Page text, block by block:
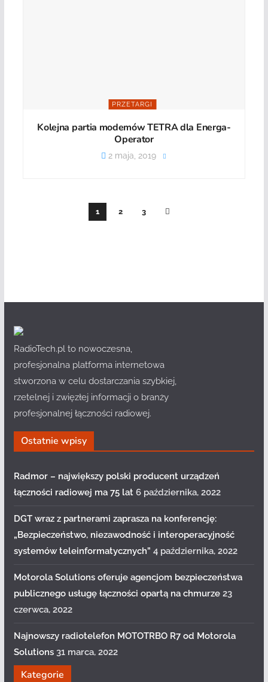
PRZETARGI
Kolejna partia modemów TETRA dla Energa-
Operator
2 maja, 2019
1 2 3
RadioTech.pl to nowoczesna,
profesjonalna platforma internetowa
stworzona w celu dostarczania szybkiej,
rzetelnej i zwięzłej informacji o branży
profesjonalnej łączności radiowej.
Ostatnie wpisy
Radmor – największy polski producent urządzeń
łączności radiowej ma 75 lat 6 października, 2022
DGT wraz z partnerami zaprasza na konferencję:
„Bezpieczeństwo, niezawodność i interoperacyjność
systemów teleinformatycznych” 4 października, 2022
Motorola Solutions oferuje agencjom bezpieczeństwa
publicznego usługę łączności opartą na chmurze 23
czerwca, 2022
Najnowszy radiotelefon MOTOTRBO R7 od Motorola
Solutions 31 marca, 2022
Kategorie